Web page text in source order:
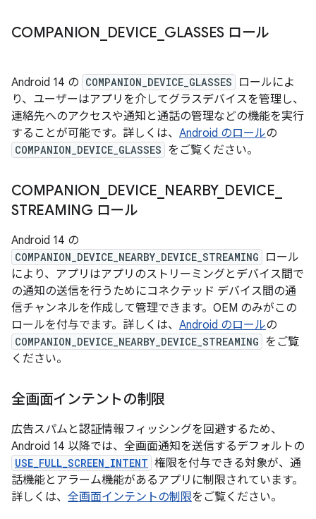
COMPANION DEVICE GLASSES ロール
Android 14 の COMPANION_DEVICE_GLASSES
ロールによ
り、ユーザーはアプリを介してグラスデバイスを管理し、
連絡先へのアクセスや通知と通話の管理などの機能を実行
することが可能です。詳しくは、 Android のロールの
COMPANION_DEVICE_GLASSES をご覧ください。
COMPANION DEVICE NEARBY_ DEVICE
STREAMING ロール
Android 14 の
COMPANION_DEVICE_NEARBY_DEVICE_STREAMING
ロール
により、アプリはアプリのストリーミングとデバイス間で
の通知の送信を行うためにコネクテッド デバイス間の通
信チャンネルを作成して管理できます。OEM のみがこの
ロールを付与でます。詳しくは、 Android のロールの
COMPANION_DEVICE_NEARBY_DEVICE_STREAMING をご覧
ください。
全画面インテントの制限
広告スパムと認証情報フィッシングを回避するため、
Android 14 以降では、全画面通知を送信するデフォルトの
USE_FULL_SCREEN_INTENT 権限を付与できる対象が、通
話機能とアラーム機能があるアプリに制限されています。
詳しくは、 全画面インテントの制限をご覧ください。